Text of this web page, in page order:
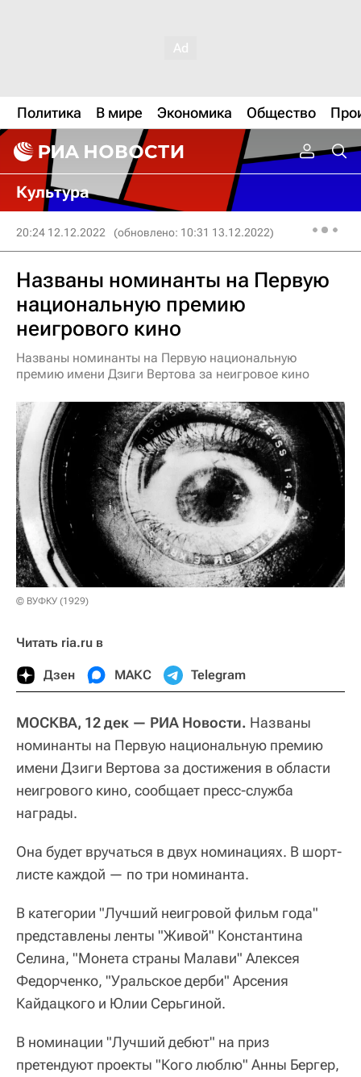
Политика В мире Экономика Общество
Культура
20:24 12.12.2022 (обновлено: 10:31 13.12.2022)
Названы номинанты на Первую
национальную премию
неигрового кино
Названы номинанты на Первую национальную
премию имени Дзиги Вертова за неигровое кино
© ВУФКУ (1929)
Читать ria.ru в
Дзен МАКС Telegram
МОСКВА, 12 дек — РИА Новости. Названы
номинанты на Первую национальную премию
имени Дзиги Вертова за достижения в области
неигрового кино, сообщает пресс-служба
награды.
Она будет вручаться в двух номинациях. В шорт-
листе каждой — по три номинанта.
В категории "Лучший неигровой фильм года"
представлены ленты "Живой" Константина
Селина, "Монета страны Малави" Алексея
Федорченко, "Уральское дерби" Арсения
Кайдацкого и Юлии Серьгиной.
В номинации "Лучший дебют" на приз
претендуют проекты "Кого люблю" Анны Бергер,